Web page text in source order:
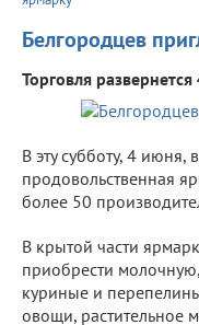
Белгородцев
Торговля
В эту субботу, 4 июня,
продовольственная
более 50
В крытой части
приобрести
куриные и
овощи, растительное